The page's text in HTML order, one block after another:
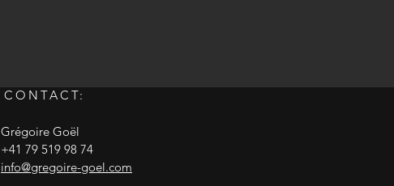
CONTACT:
Grégoire Goël
+41 79 519 98 74
info@gregoire-goel.com